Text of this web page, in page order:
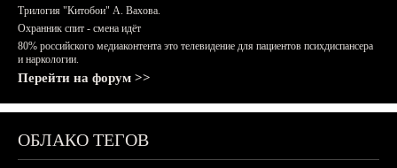
Трилогия "Китобои" А. Вахова.
Охранник спит - смена идёт
80% российского медиаконтента это телевидение для пациентов психдиспансера
и наркологии.
Перейти на форум >>
ОБЛАКО ТЕГОВ